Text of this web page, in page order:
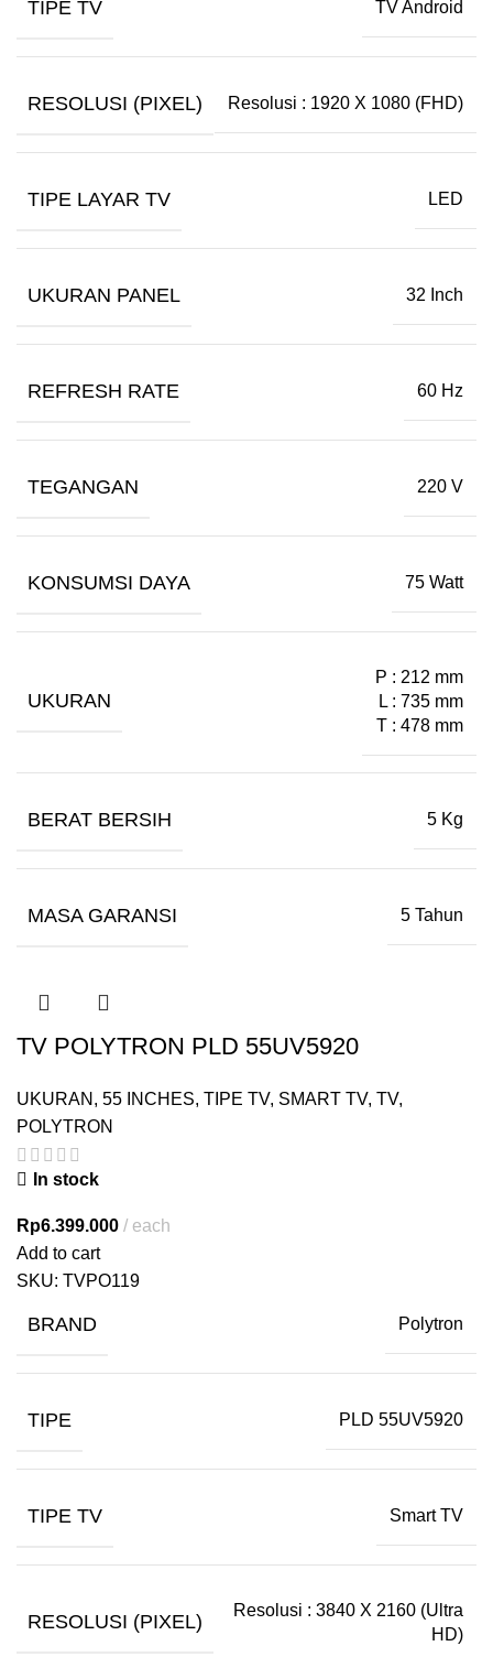
TIPE TV TV Android
RESOLUSI (PIXEL) Resolusi : 1920 X 1080 (FHD)
TIPE LAYAR TV LED
UKURAN PANEL 32 Inch
REFRESH RATE 60 Hz
TEGANGAN 220 V
KONSUMSI DAYA 75 Watt
UKURAN
P : 212 mm
L : 735 mm
T : 478 mm
BERAT BERSIH 5 Kg
MASA GARANSI 5 Tahun
TV POLYTRON PLD 55UV5920
UKURAN , 55 INCHES, TIPE TV, SMART TV, TV,
POLYTRON
In stock
Rp6.399.000
each
Add to cart
SKU: TVPO119
BRAND Polytron
TIPE PLD 55UV5920
TIPE TV Smart TV
RESOLUSI (PIXEL)
Resolusi : 3840 X 2160 (Ultra
HD)